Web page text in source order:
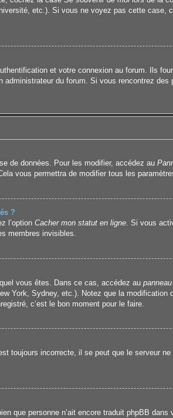
etc.). Si vous ne voyez pas cette case,
et votre connexion au forum. Ils
du forum. Si vous rencontrez des
de données. Pour les modifier, accédez au
vous permettra de modifier tous les
?
l’option Cacher mon statut en ligne. Si vous
membres invisibles.
vous êtes. Dans ce cas, accédez au
York, Sydney, etc.). Notez que la modification
c’est le bon moment pour le faire.
toujours incorrecte, il se peut que le serveur
que personne n’ait encore traduit phpBB